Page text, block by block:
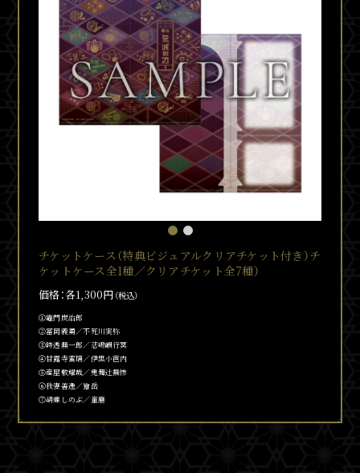
チケットケース（特典ビジュアルクリアチケット付き）チ
ケットケース全1種／クリアチケット全7種）
価格：各1,300円 （税込）
①竈門炭治郎
②冨岡義勇／不死川実弥
③時透無一郎／悲鳴嶼行冥
④甘露寺蜜璃／伊黒小芭内
⑤産屋敷耀哉／鬼舞辻󠄀無惨
⑥我妻善逸／獪岳
⑦胡蝶しのぶ／童磨